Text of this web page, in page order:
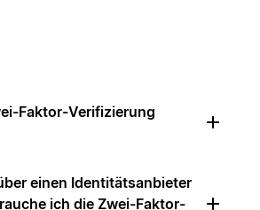
Faktor-Verifizierung
einen Identitätsanbieter
ich die Zwei-Faktor-